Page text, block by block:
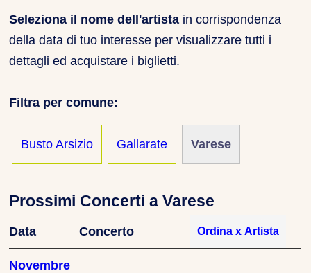
Seleziona il nome dell'artista in corrispondenza
della data di tuo interesse per visualizzare tutti i
dettagli ed acquistare i biglietti.
Filtra per comune:
Busto Arsizio Gallarate Varese
Prossimi Concerti a Varese
Data Concerto
Novembre